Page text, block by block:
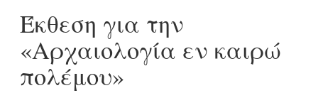
Έκθεση για την
«Αρχαιολογία εν καιρώ
πολέμου»